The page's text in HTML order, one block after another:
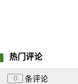
热门评论
0 条评论